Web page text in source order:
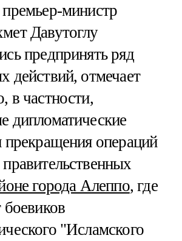
министр
Давутоглу
предпринять ряд
действий, отмечает
в частности,
дипломатические
прекращения операций
города Алеппо, где
боевиков
"Исламского